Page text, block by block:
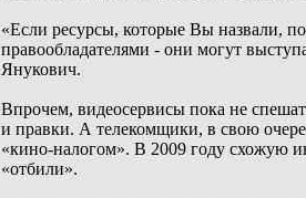
«Если ресурсы, которые Вы назвали,
правообладателями - они могут
Янукович.
Впрочем, видеосервисы пока не
и правки. А телекомщики, в свою
«кино-налогом». В 2009 году схожую
«отбили».